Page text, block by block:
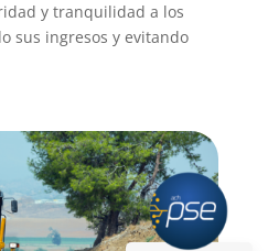
y tranquilidad a los
sus ingresos y evitando